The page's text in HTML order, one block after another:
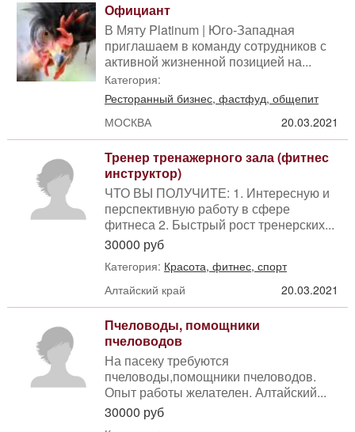
Официант
В Мяту Platinum | Юго-Западная
приглашаем в команду сотрудников с
активной жизненной позицией на...
Категория:
Ресторанный бизнес, фастфуд, общепит
МОСКВА
20.03.2021
Тренер тренажерного зала (фитнес
инструктор)
ЧТО ВЫ ПОЛУЧИТЕ: 1. Интересную и
перспективную работу в сфере
фитнеса 2. Быстрый рост тренерских...
30000 руб
Категория: Красота, фитнес, спорт
Алтайский край
20.03.2021
Пчеловоды, помощники
пчеловодов
На пасеку требуются
пчеловоды,помощники пчеловодов.
Опыт работы желателен. Алтайский...
30000 руб